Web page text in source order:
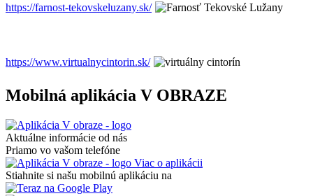
https://farnost-tekovskeluzany.sk/
https://www.virtualnycintorin.sk/
Mobilná aplikácia V OBRAZE
Aktuálne informácie od nás
Priamo vo vašom telefóne
Viac o aplikácii
Stiahnite si našu mobilnú aplikáciu na